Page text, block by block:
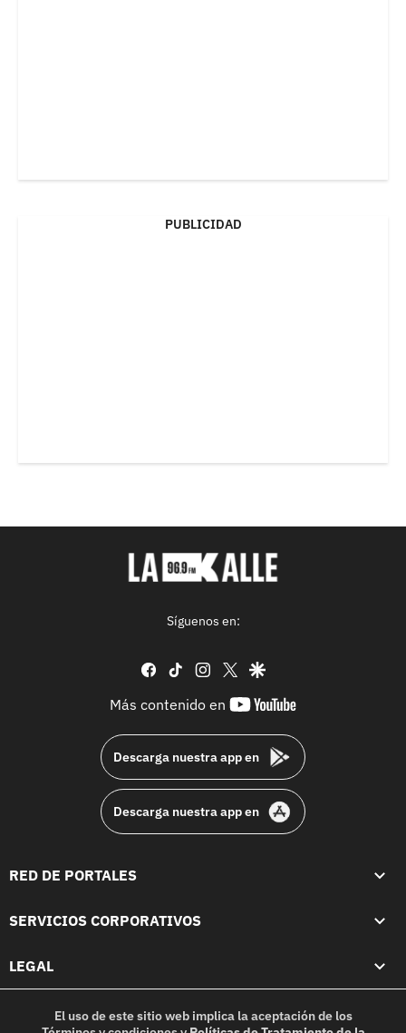
PUBLICIDAD
Síguenos en:
facebook
tiktok instagram
twittergoogle
Más contenido en
youtube-
Descarga nuestra app en
Descarga nuestra app en
RED DE PORTALES
SERVICIOS CORPORATIVOS
LEGAL
El uso de este sitio web implica la aceptación de los